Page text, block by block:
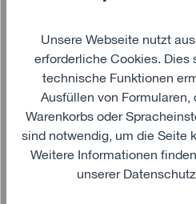
Unsere Webseite nutzt
erforderliche Cookies. Dies
technische Funktionen
Ausfüllen von
Warenkorbs oder
sind notwendig, um die Seite
Weitere Informationen
unserer